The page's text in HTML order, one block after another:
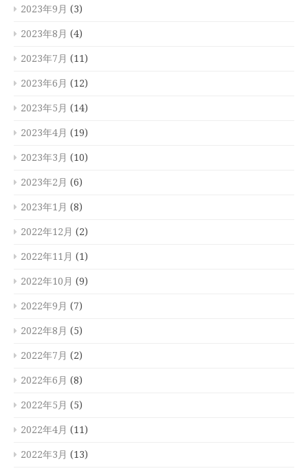
2023年9月 (3)
2023年8月 (4)
2023年7月 (11)
2023年6月 (12)
2023年5月 (14)
2023年4月 (19)
2023年3月 (10)
2023年2月 (6)
2023年1月 (8)
2022年12月 (2)
2022年11月 (1)
2022年10月 (9)
2022年9月 (7)
2022年8月 (5)
2022年7月 (2)
2022年6月 (8)
2022年5月 (5)
2022年4月 (11)
2022年3月 (13)